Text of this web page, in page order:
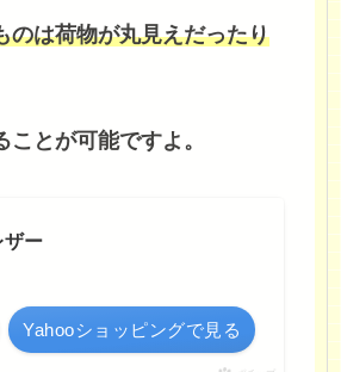
のは荷物が丸見えだったり
とが可能ですよ。
ザー
Yahooショッピングで見る